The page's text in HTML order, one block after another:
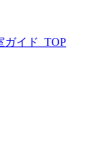
ガイド_TOP